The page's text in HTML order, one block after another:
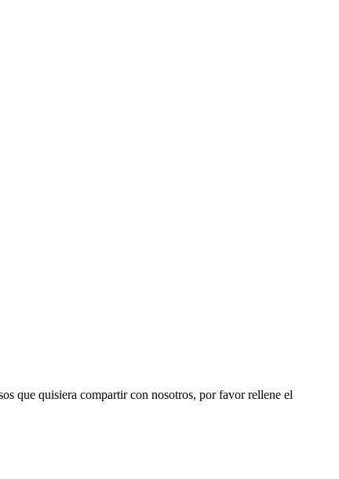
que quisiera compartir con nosotros, por favor rellene el